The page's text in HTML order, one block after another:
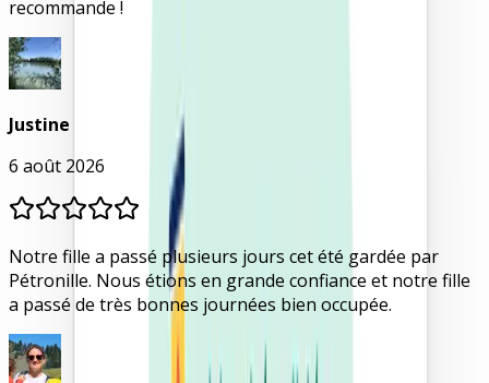
recommande !
Justine
6 août 2026
Notre fille a passé plusieurs jours cet été gardée par
Pétronille. Nous étions en grande confiance et notre fille
a passé de très bonnes journées bien occupée.